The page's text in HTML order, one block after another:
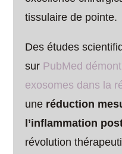
tissulaire de pointe.
Des études
sur PubMed
exosomes dans la
une réduction
l’inflammation
révolution